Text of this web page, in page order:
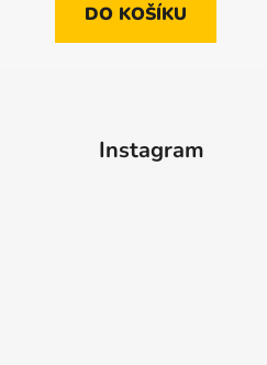
DO KOŠÍKU
Instagram